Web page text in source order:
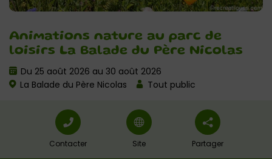
Animations nature au parc de
loisirs La Balade du Père Nicolas
Du 25 août 2026 au 30 août 2026
La Balade du Père Nicolas
Tout public
Contacter Site Partager